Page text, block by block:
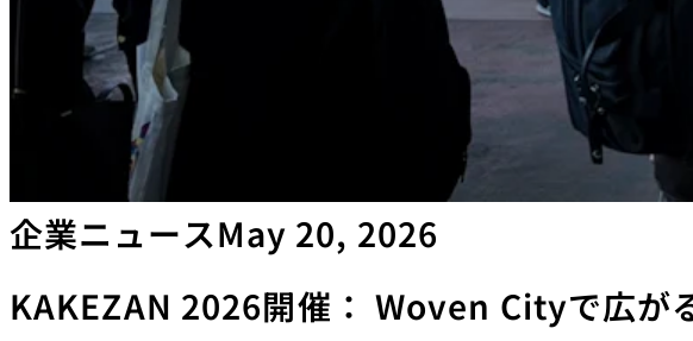
企業ニュースMay 20, 2026
KAKEZAN 2026開催： Woven Cityで広が